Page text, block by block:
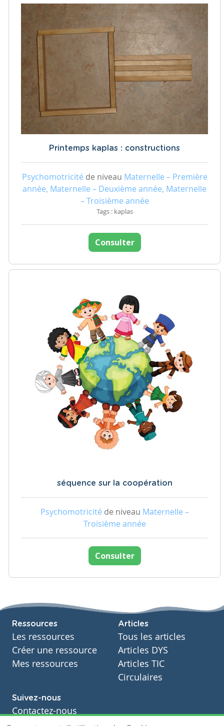
Printemps kaplas : constructions
Psychomotricité de niveau Maternelle – Première
année, Maternelle – Deuxième année, Maternelle
– Troisième année
Tags : kaplas
Consulter
séquence sur la coopération
Psychomotricité de niveau Maternelle –
Troisième année
Consulter
Ressources
Les ressources
Créer une ressource
Mes ressources
Articles
Tous les articles
Articles DYS
Articles TIC
Circulaires
Suivez-nous
Contactez-nous